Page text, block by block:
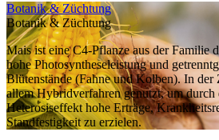
Botanik & Züchtung
Botanik & Züchtung
Mais ist eine C4-Pflanze aus der Familie
hohe Photosyntheseleistung und
Blütenstände (Fahne und Kolben). In
allem Hybridverfahren genutzt, um durch
Heterosiseffekt hohe Erträge,
Standfestigkeit zu erzielen.